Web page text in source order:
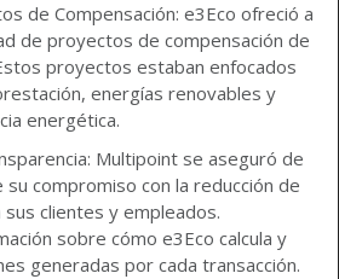
de Compensación: e3Eco ofreció a
de proyectos de compensación de
proyectos estaban enfocados
energías renovables y
energética.
Multipoint se aseguró de
su compromiso con la reducción de
sus clientes y empleados.
sobre cómo e3Eco calcula y
generadas por cada transacción.